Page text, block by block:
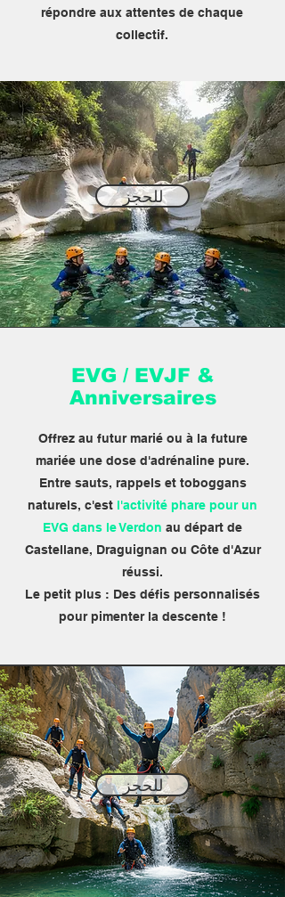
répondre aux attentes de chaque
collectif.
للحجز
EVG / EVJF &
Anniversaires
Offrez au futur marié ou à la future
mariée une dose d'adrénaline pure.
Entre sauts, rappels et toboggans
naturels, c'est l'activité phare pour un
EVG dans le Verdon au départ de
Castellane, Draguignan ou Côte d'Azur
réussi.
Le petit plus : Des défis personnalisés
pour pimenter la descente !
للحجز